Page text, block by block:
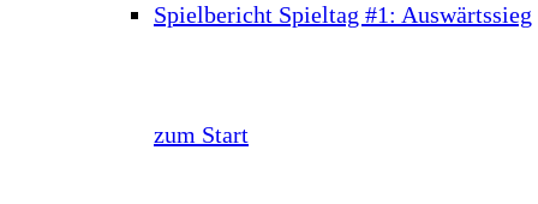
Spielbericht Spieltag #1: Auswärtssieg
zum Start